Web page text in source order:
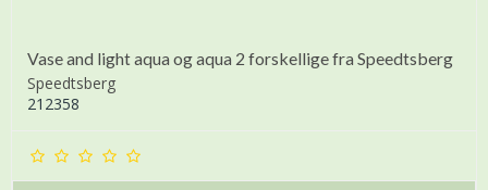
Vase and light aqua og aqua 2 forskellige fra Speedtsberg
Speedtsberg
212358